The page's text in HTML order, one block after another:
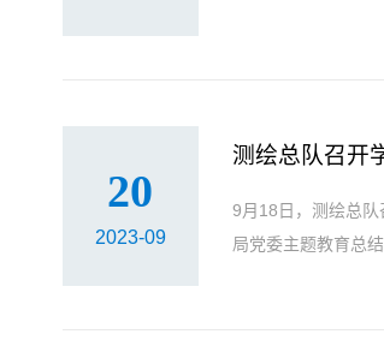
20
2023-09
测绘总队召开
9月18日，测绘总
局党委主题教育总